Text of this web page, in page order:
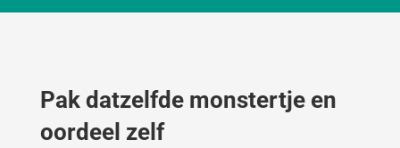
Pak datzelfde monstertje en
oordeel zelf